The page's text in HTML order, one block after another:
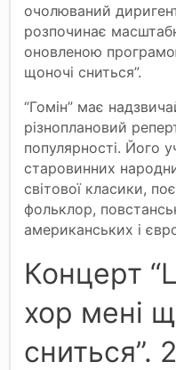
очолюваний
розпочинає
оновленою
щоночі сниться”.
“Гомін” має
різноплановий
популярності. Його
старовинних
світової класики,
фольклор,
американських і
Концерт
хор мені
сниться”.